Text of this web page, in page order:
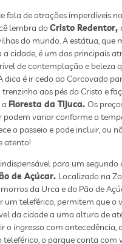
fala de atrações imperdíveis
lembra doCristo Redentor,
do mundo. A estátua, que
cidade, é um dos principais
de contemplação e beleza
dica é ir cedo ao Corcovado
aos pés do Cristo e
Floresta da Tijuca. Os
podem variar conforme a
o passeio e pode incluir, ou
atento!
para um segundo
de Açúcar. Localizado na
da Urca e do Pão de
um teleférico, permitem que o
da cidade a uma altura de
o ingresso com antecedência,
teleférico, o parque conta com